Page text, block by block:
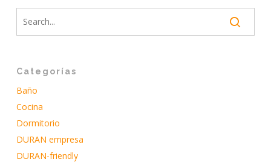
Categorías
Baño
Cocina
Dormitorio
DURAN empresa
DURAN-friendly